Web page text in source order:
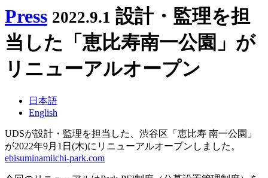
Press 2022.9.1 設計・監理を担
当した「恵比寿南一公園」が
リニューアルオープン
日本語
English
UDSが設計・監理を担当した、渋谷区「恵比寿 南一公園」
が2022年9月1日(木)にリニューアルオープンしました。
ebisuminamiichi-park.com